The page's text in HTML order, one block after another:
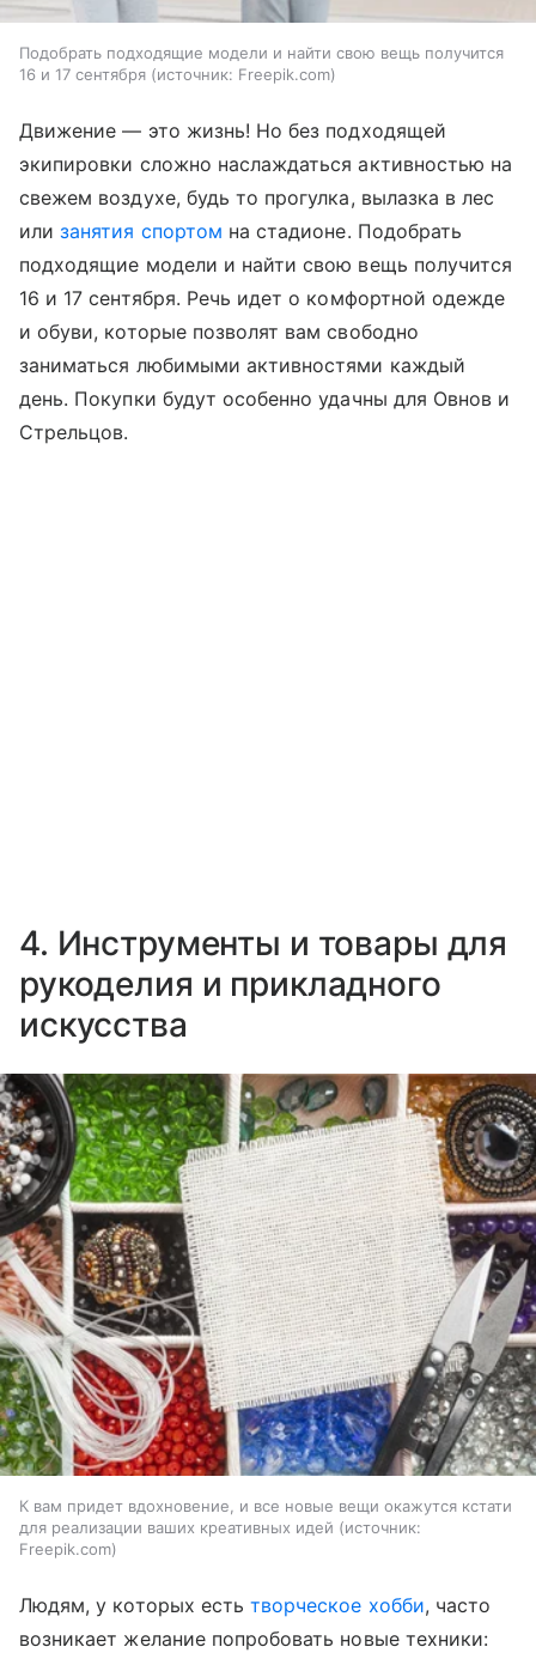
Подобрать подходящие модели и найти свою вещь получится
16 и 17 сентября
источник: Freepik.com
Движение — это жизнь! Но без подходящей
экипировки сложно наслаждаться активностью на
свежем воздухе, будь то прогулка, вылазка в лес
илизанятия спортом на стадионе. Подобрать
подходящие модели и найти свою вещь получится
16 и 17 сентября. Речь идет о комфортной одежде
и обуви, которые позволят вам свободно
заниматься любимыми активностями каждый
день. Покупки будут особенно удачны для Овнов и
Стрельцов.
4. Инструменты и товары для
рукоделия и прикладного
искусства
К вам придет вдохновение, и все новые вещи окажутся кстати
для реализации ваших креативных идей
источник:
Freepik.com
Людям, у которых естьтворческое хобби, часто
возникает желание попробовать новые техники: